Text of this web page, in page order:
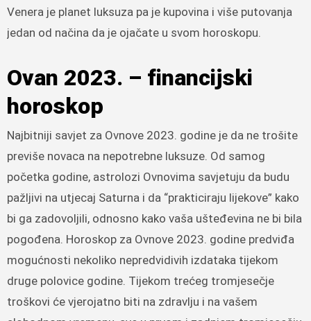
Venera je planet luksuza pa je kupovina i više putovanja
jedan od načina da je ojačate u svom horoskopu.
Ovan 2023. – financijski
horoskop
Najbitniji savjet za Ovnove 2023. godine je da ne trošite
previše novaca na nepotrebne luksuze. Od samog
početka godine, astrolozi Ovnovima savjetuju da budu
pažljivi na utjecaj Saturna i da “prakticiraju lijekove” kako
bi ga zadovoljili, odnosno kako vaša ušteđevina ne bi bila
pogođena. Horoskop za Ovnove 2023. godine predviđa
mogućnosti nekoliko nepredvidivih izdataka tijekom
druge polovice godine. Tijekom trećeg tromjesečje
troškovi će vjerojatno biti na zdravlju i na vašem